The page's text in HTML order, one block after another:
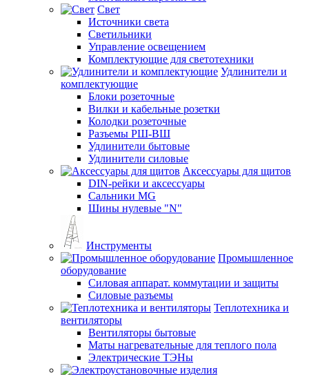
Свет
Источники света
Светильники
Управление освещением
Комплектующие для светотехники
Удлинители и
комплектующие
Блоки розеточные
Вилки и кабельные розетки
Колодки розеточные
Разъемы РШ-ВШ
Удлинители бытовые
Удлинители силовые
Аксессуары для щитов
DIN-рейки и аксессуары
Сальники MG
Шины нулевые "N"
Инструменты
Промышленное
оборудование
Силовая аппарат. коммутации и защиты
Силовые разъемы
Теплотехника и
вентиляторы
Вентиляторы бытовые
Маты нагревательные для теплого пола
Электрические ТЭНы